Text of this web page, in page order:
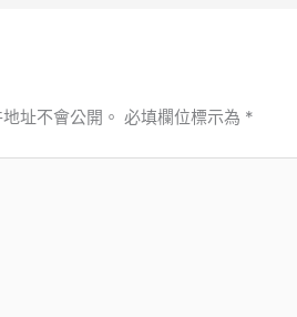
址不會公開。 必填欄位標示為 *